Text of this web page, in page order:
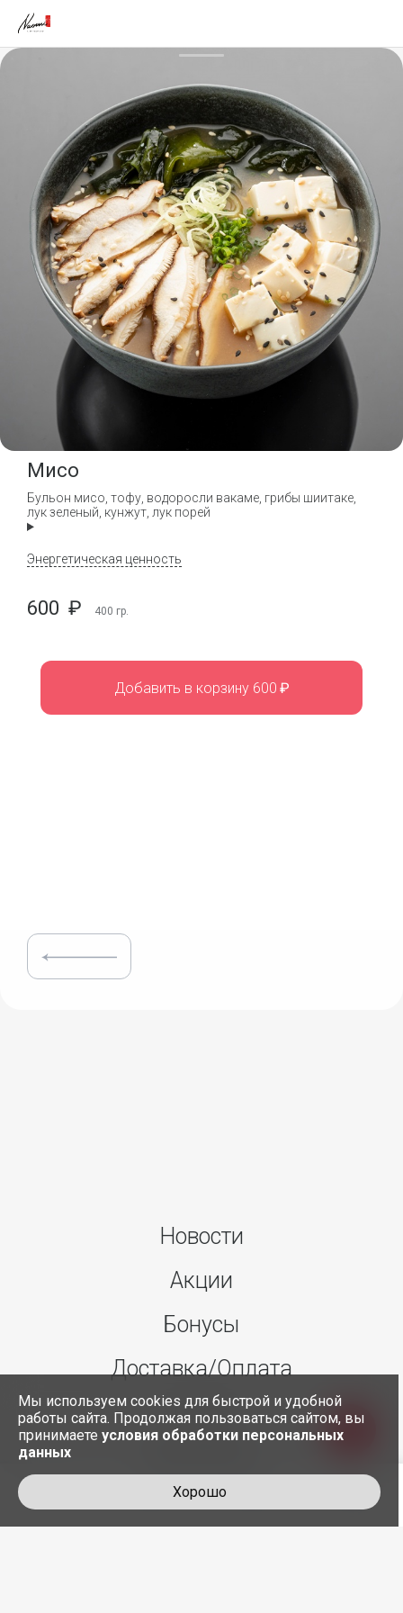
Мисо
Бульон мисо, тофу, водоросли вакаме, грибы шиитаке,
лук зеленый, кунжут, лук порей
Энергетическая ценность
600 ₽ 400 гр.
Добавить в корзину 600 ₽
Новости
Акции
Бонусы
Доставка/Оплата
О нас
Мы используем cookies для быстрой и удобной
работы сайта. Продолжая пользоваться сайтом, вы
принимаете условия обработки персональных
данных
Хорошо